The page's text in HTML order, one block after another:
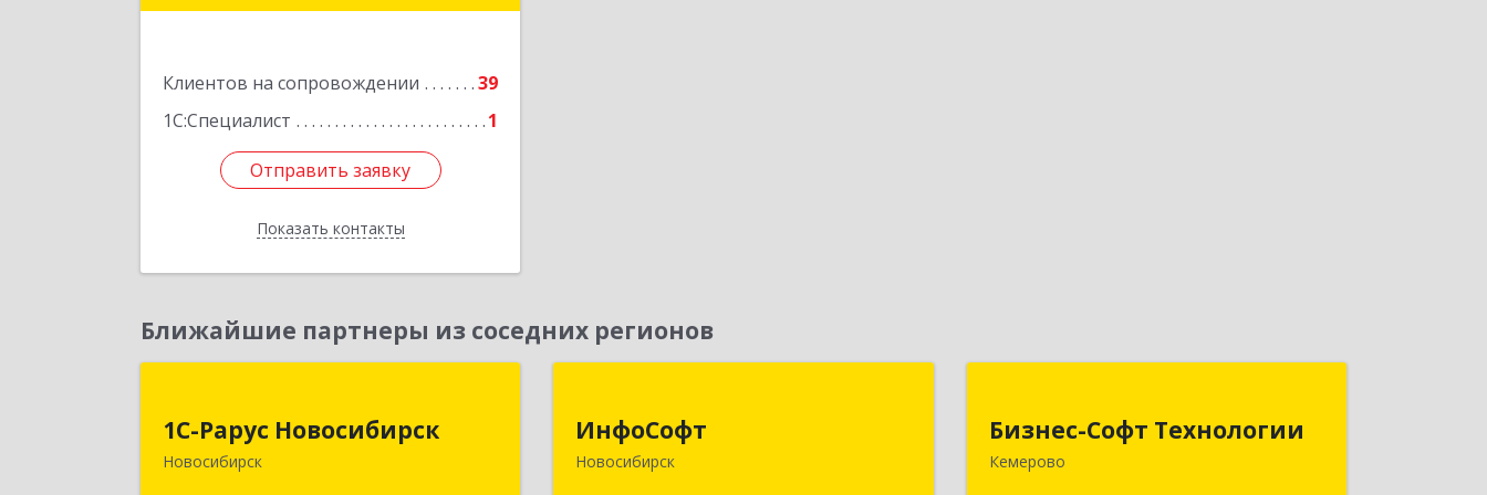
Клиентов на сопровождении
39
1С:Специалист
1
Отправить заявку
Показать контакты
Подробнее
Отправить заявку
Назад
Ближайшие партнеры из соседних регионов
1С-Рарус Новосибирск
Новосибирск
630015, Новосибирская обл,
Новосибирск г, Планетная ул, дом №
ИнфоСофт
Новосибирск
630091, Новосибирская обл,
Новосибирск г, Крылова ул, дом № 31
Бизнес-Софт Технологии
Кемерово
650992, Кемеровская область -
Кузбасс обл, Кемерово г, Советский